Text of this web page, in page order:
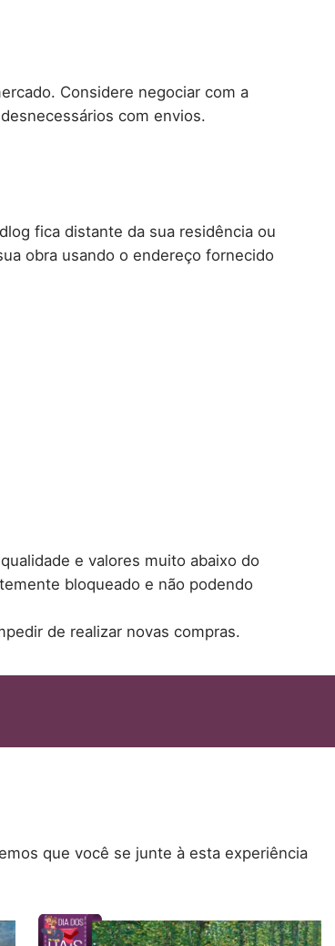
Considere negociar com a
com envios.
fica distante da sua residência ou
obra usando o endereço fornecido
e valores muito abaixo do
bloqueado e não podendo
de realizar novas compras.
que você se junte à esta experiência